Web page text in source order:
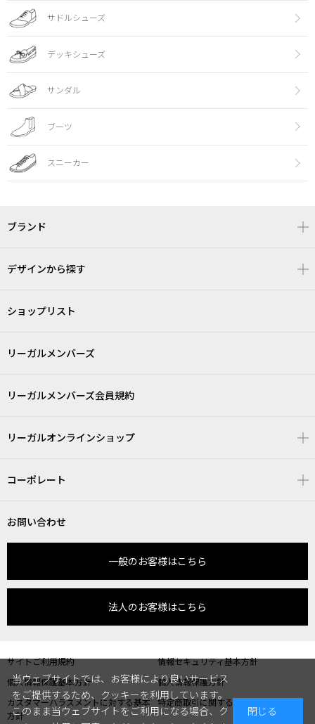
サドルシューズ
デッキシューズ
サンダル
ブーツ
スニーカー
ブランド
デザインから探す
ショップリスト
リーガルメンバーズ
リーガルメンバーズ会員規約
リーガルオンラインショップ
コーポレート
お問い合わせ
一般のお客様はこちら
法人のお客様はこちら
サイトご利用規約
情報セキュリティ基本方針
個人情報保護基本方針
個人情報保護方針
カスタマーハラスメントに対する基本
方針
特定商取引に関する表記
当ウェブサイトでは、お客様により良いサービス
をご提供するため、クッキーを利用しています。
このまま当ウェブサイトをご利用になる場合、ク
閉じる